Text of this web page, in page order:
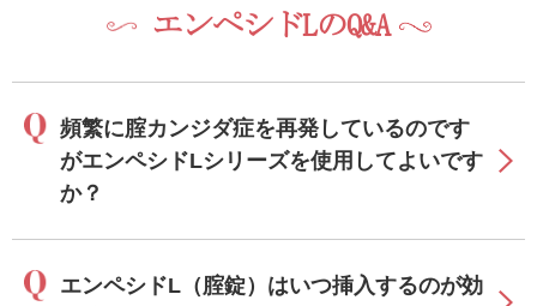
エンペシドLのQ&A
頻繁に腟カンジダ症を再発しているのです
がエンペシドLシリーズを使用してよいです
か？
エンペシドL（腟錠）はいつ挿入するのが効